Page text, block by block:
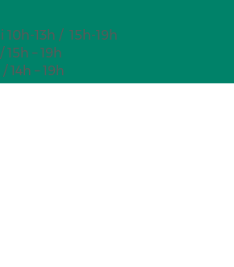
10h-13h / 15h-19h